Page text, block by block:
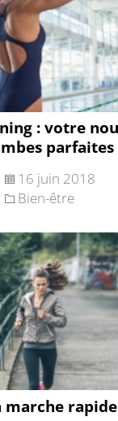
: votre
parfaites
16 juin 2018
Bien-être
marche rapide